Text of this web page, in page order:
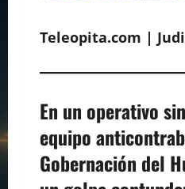
Teleopita.com |
En un operativo
equipo
Gobernación del